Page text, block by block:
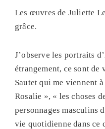
Les œuvres de Juliette
grâce.
J’observe les portraits
étrangement, ce sont de
Sautet qui me viennent
Rosalie », « les choses
personnages masculins
vie quotidienne dans ce